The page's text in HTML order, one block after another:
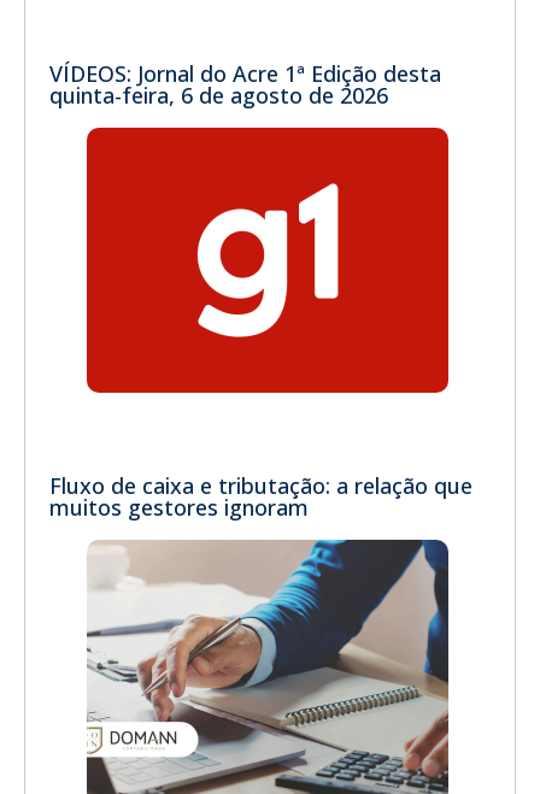
VÍDEOS: Jornal do Acre 1ª Edição desta
quinta-feira, 6 de agosto de 2026
Fluxo de caixa e tributação: a relação que
muitos gestores ignoram